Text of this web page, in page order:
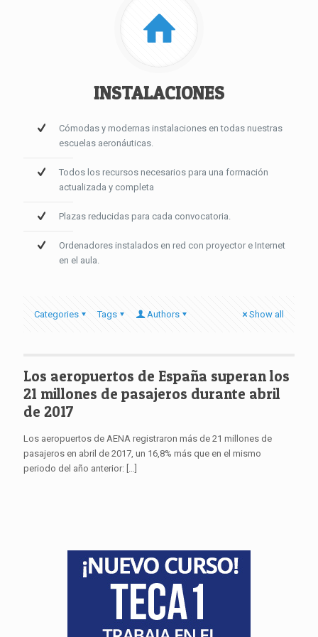
INSTALACIONES
Cómodas y modernas instalaciones en todas nuestras
escuelas aeronáuticas.
Todos los recursos necesarios para una formación
actualizada y completa
Plazas reducidas para cada convocatoria.
Ordenadores instalados en red con proyector e Internet
en el aula.
Categories Tags Authors Show all
Los aeropuertos de España superan los
21 millones de pasajeros durante abril
de 2017
Los aeropuertos de AENA registraron más de 21 millones de
pasajeros en abril de 2017, un 16,8% más que en el mismo
periodo del año anterior: